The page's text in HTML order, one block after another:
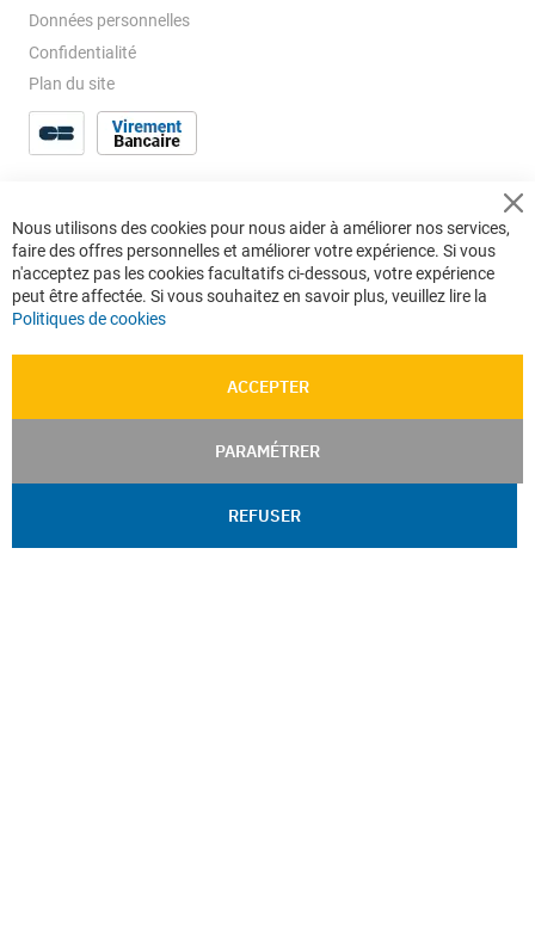
Données personnelles
Confidentialité
Plan du site
Nous utilisons des cookies pour nous aider à améliorer nos services,
faire des offres personnelles et améliorer votre expérience. Si vous
n'acceptez pas les cookies facultatifs ci-dessous, votre expérience
peut être affectée. Si vous souhaitez en savoir plus, veuillez lire la
Politiques de cookies
ACCEPTER
PARAMÉTRER
REFUSER